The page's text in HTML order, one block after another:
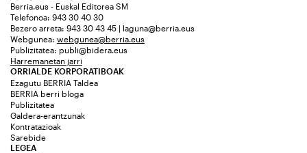
Berria.eus - Euskal Editorea SM
Telefonoa: 943 30 40 30
Bezero arreta: 943 30 43 45 | laguna@berria.eus
Webgunea: webgunea@berria.eus
Publizitatea: publi@bidera.eus
Harremanetan jarri
ORRIALDE KORPORATIBOAK
Ezagutu BERRIA Taldea
BERRIA berri bloga
Publizitatea
Galdera-erantzunak
Kontratazioak
Sarebide
LEGEA